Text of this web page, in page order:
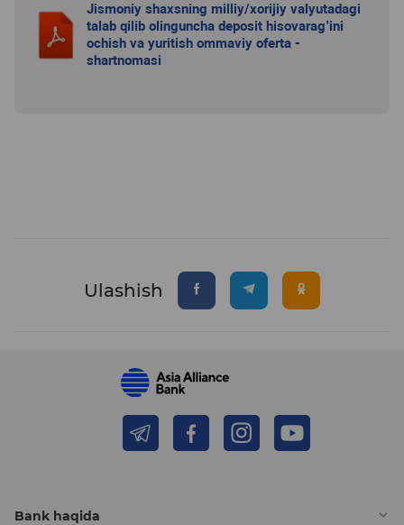
Jismoniy shaxsning milliy/xorijiy valyutadagi
talab qilib olinguncha deposit hisovarag’ini
ochish va yuritish ommaviy oferta -
shartnomasi
Ulashish
Bank haqida